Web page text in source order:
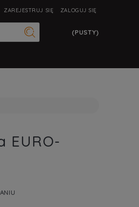
ZAREJESTRUJ SIĘ ZALOGUJ SIĘ
(PUSTY)
EURO-